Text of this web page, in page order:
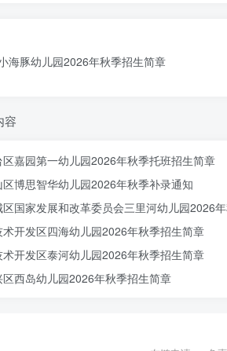
海豚幼儿园2026年秋季招生简章
容
嘉园第一幼儿园2026年秋季托班招生简章
博思智华幼儿园2026年秋季补录通知
国家发展和改革委员会三里河幼儿园2026
开发区四海幼儿园2026年秋季招生简章
开发区泰河幼儿园2026年秋季招生简章
西岛幼儿园2026年秋季招生简章